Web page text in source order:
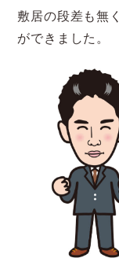
敷居の段差も無
ができました。